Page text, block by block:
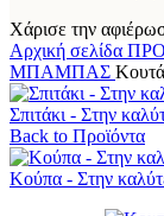
Χάρισε την
Αρχική σελίδα
ΜΠΑΜΠΑΣ
Σπιτάκι - Στην
Back to Προϊόντα
Κούπα - Στην